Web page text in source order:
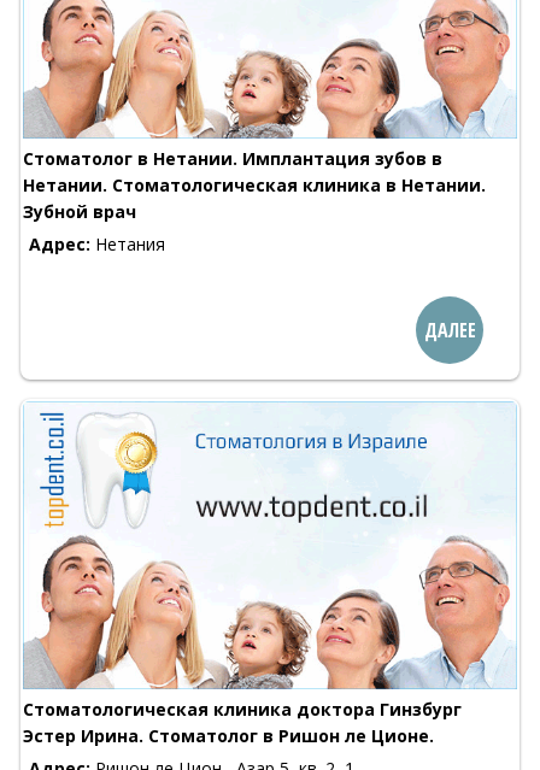
Стоматолог в Нетании. Имплантация зубов в
Нетании. Стоматологическая клиника в Нетании.
Зубной врач
Адрес: Нетания
ДАЛЕЕ
Стоматологическая клиника доктора Гинзбург
Эстер Ирина. Стоматолог в Ришон ле Ционе.